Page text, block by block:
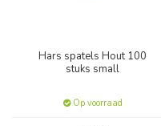
Hars spatels Hout 100
stuks small
Op voorraad